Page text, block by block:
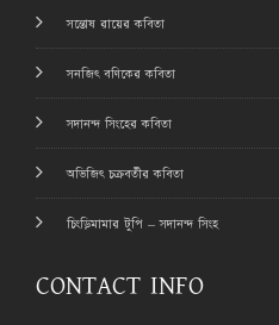
সন্তোষ রায়ের কবিতা
সনজিৎ বণিকের কবিতা
সদানন্দ সিংহের কবিতা
অভিজিৎ চক্রবর্তীর কবিতা
চিংড়িমামার টুপি – সদানন্দ সিংহ
CONTACT INFO